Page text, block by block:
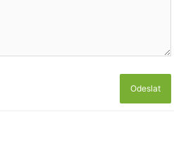
Odeslat